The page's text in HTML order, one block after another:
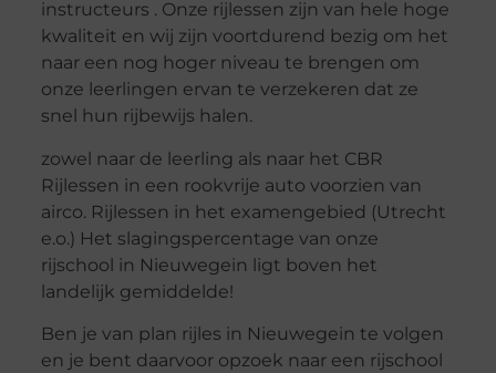
instructeurs . Onze rijlessen zijn van hele hoge
kwaliteit en wij zijn voortdurend bezig om het
naar een nog hoger niveau te brengen om
onze leerlingen ervan te verzekeren dat ze
snel hun rijbewijs halen.
zowel naar de leerling als naar het CBR
Rijlessen in een rookvrije auto voorzien van
airco. Rijlessen in het examengebied (Utrecht
e.o.) Het slagingspercentage van onze
rijschool in Nieuwegein ligt boven het
landelijk gemiddelde!
Ben je van plan rijles in Nieuwegein te volgen
en je bent daarvoor opzoek naar een rijschool